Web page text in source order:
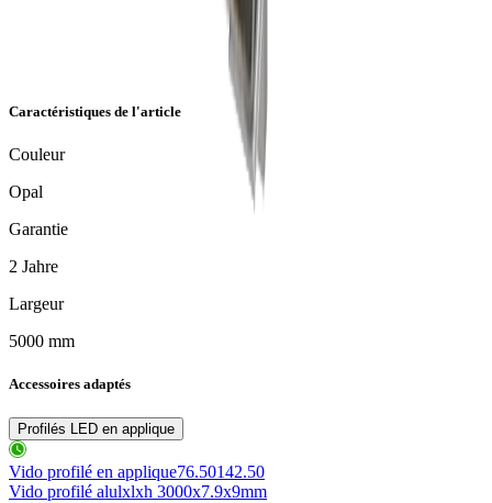
Caractéristiques de l'article
Couleur
Opal
Garantie
2 Jahre
Largeur
5000 mm
Accessoires adaptés
Profilés LED en applique
Vido profilé en applique76.50142.50
Vido profilé alulxlxh 3000x7.9x9mm